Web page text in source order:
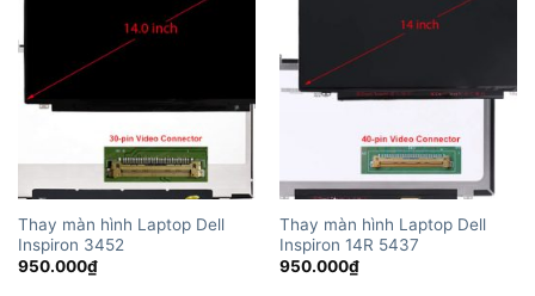
Thay màn hình Laptop Dell
Inspiron 3452
950.000₫
Thay màn hình Laptop Dell
Inspiron 14R 5437
950.000₫